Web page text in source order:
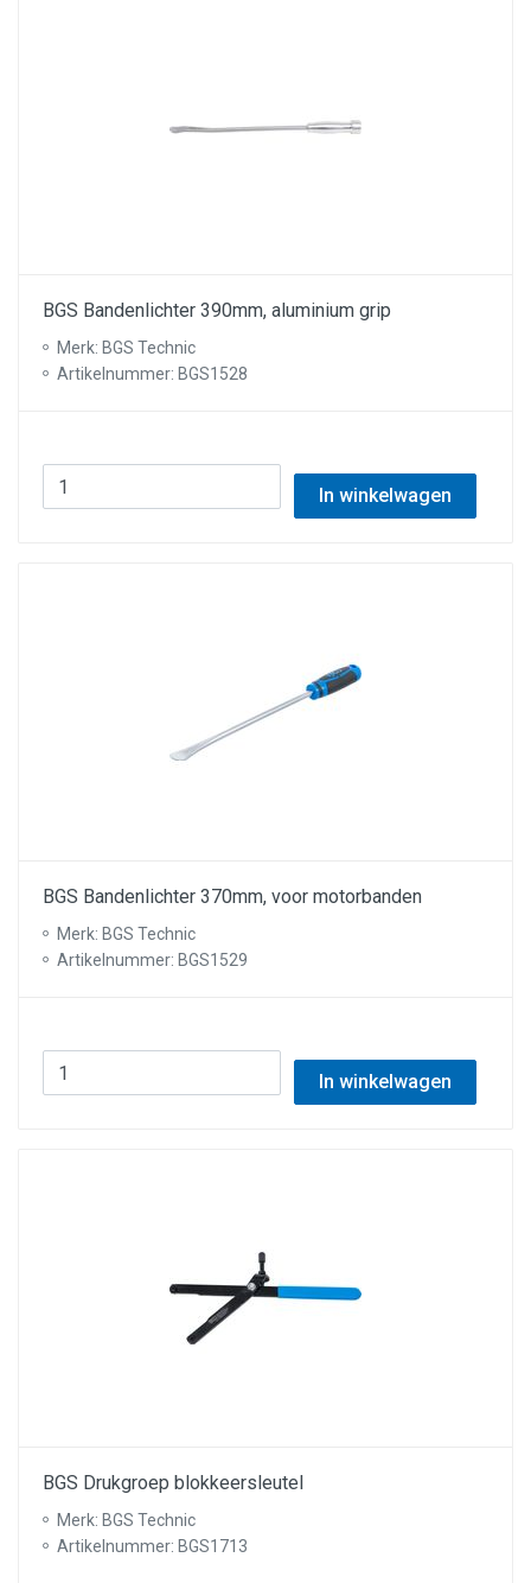
BGS Bandenlichter 390mm, aluminium grip
Merk: BGS Technic
Artikelnummer: BGS1528
In winkelwagen
BGS Bandenlichter 370mm, voor motorbanden
Merk: BGS Technic
Artikelnummer: BGS1529
In winkelwagen
BGS Drukgroep blokkeersleutel
Merk: BGS Technic
Artikelnummer: BGS1713